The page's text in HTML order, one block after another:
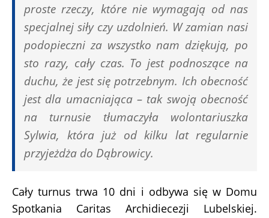
proste rzeczy, które nie wymagają od nas
specjalnej siły czy uzdolnień. W zamian nasi
podopieczni za wszystko nam dziękują, po
sto razy, cały czas. To jest podnoszące na
duchu, że jest się potrzebnym. Ich obecność
jest dla umacniająca – tak swoją obecność
na turnusie tłumaczyła wolontariuszka
Sylwia, która już od kilku lat regularnie
przyjeżdża do Dąbrowicy.
Cały turnus trwa 10 dni i odbywa się w Domu
Spotkania Caritas Archidiecezji Lubelskiej.